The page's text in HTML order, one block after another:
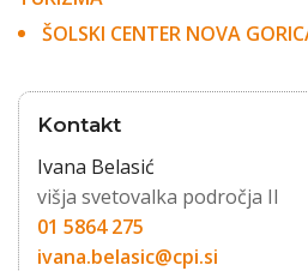
ŠOLSKI CENTER NOVA
Kontakt
Ivana Belasić
višja svetovalka področja II
01 5864 275
ivana.belasic@cpi.si